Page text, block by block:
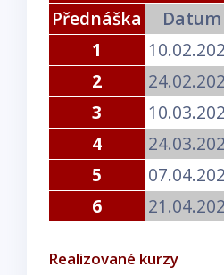
Přednáška
Datum
1
2
3
4
5
6
Realizované kurzy